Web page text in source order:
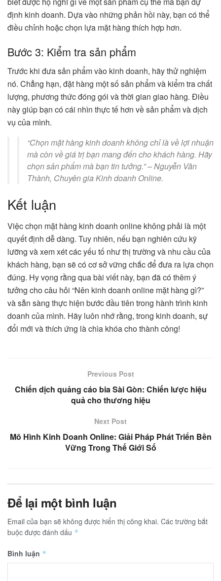
định kinh doanh. Dựa vào những phản hồi này, bạn có thể
điều chỉnh hoặc chọn lựa mặt hàng thích hợp hơn.
Bước 3: Kiểm tra sản phẩm
Trước khi đưa sản phẩm vào kinh doanh, hãy thử nghiệm
nó. Chẳng hạn, đặt hàng một số sản phẩm và kiểm tra chất
lượng, phương thức đóng gói và thời gian giao hàng. Điều
này giúp bạn có cái nhìn thực tế hơn về sản phẩm và dịch
vụ của mình.
“Chọn mặt hàng kinh doanh không chỉ là về lợi nhuận
mà còn về giá trị bạn mang đến cho khách hàng. Hãy
chọn sản phẩm mà bạn tin tưởng.” – Nguyễn Văn
Thành, Chuyên gia Kinh doanh Online.
Kết luận
Việc chọn mặt hàng kinh doanh online không phải là một
quyết định dễ dàng. Tuy nhiên, nếu bạn nghiên cứu kỹ
lưỡng và xem xét các yếu tố như thị trường và nhu cầu của
khách hàng, bạn sẽ có cơ sở vững chắc để đưa ra lựa chọn
đúng. Hy vọng rằng qua bài viết này, bạn đã có thêm ý
tưởng cho câu hỏi “Nên kinh doanh online mặt hàng gì?”
và sẵn sàng thực hiện bước đầu tiên trong hành trình kinh
doanh của mình. Hãy luôn nhớ rằng, trong kinh doanh, sự
đổi mới và thích ứng là chìa khóa cho thành công!
Previous Post
Chiến dịch quảng cáo bia Sài Gòn: Chiến lược hiệu
quả cho thương hiệu
Next Post
Mô Hình Kinh Doanh Online: Giải Pháp Phát Triển Bền
Vững Trong Thế Giới Số
Để lại một bình luận
Email của bạn sẽ không được hiển thị công khai. Các trường bắt
buộc được đánh dấu *
Bình luận *